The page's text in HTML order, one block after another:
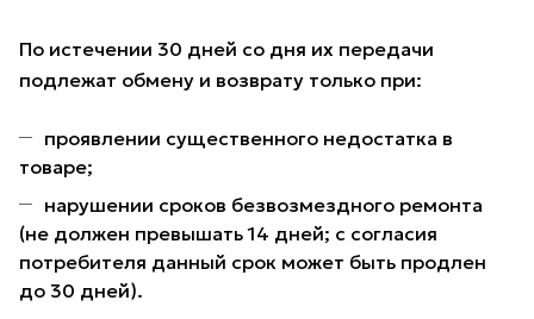
По истечении 30 дней со дня их передачи
подлежат обмену и возврату только при:
проявлении существенного недостатка в
товаре;
нарушении сроков безвозмездного ремонта
(не должен превышать 14 дней; с согласия
потребителя данный срок может быть продлен
до 30 дней).